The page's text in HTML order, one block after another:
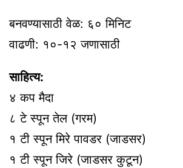
बनवण्यासाठी वेळ: ६० मिनिट
वाढणी: १०-१२ जणासाठी
साहित्य:
४ कप मैदा
८ टे स्पून तेल (गरम)
१ टी स्पून मिरे पावडर (जाडसर)
१ टी स्पून जिरे (जाडसर कुटून)